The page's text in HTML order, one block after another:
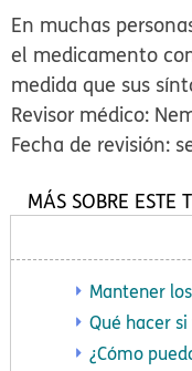
En muchas
el medicamento
medida que sus
Revisor médico:
Fecha de revisión:
MÁS SOBRE ESTE
Mantener
Qué hacer
¿Cómo